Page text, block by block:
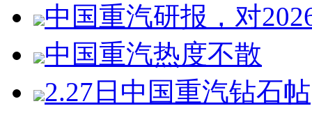
中国重汽研报，对
中国重汽热度不散
2.27日中国重汽钻石帖